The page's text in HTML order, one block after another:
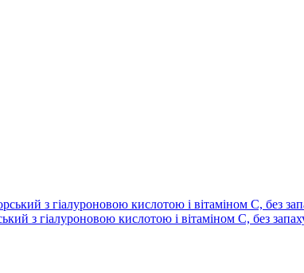
з гіалуроновою кислотою і вітаміном С, без